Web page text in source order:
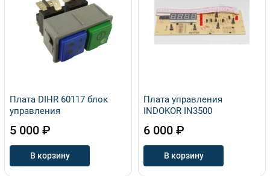
Плата DIHR 60117 блок
управления
5 000 ₽
В корзину
Плата управления
INDOKOR IN3500
6 000 ₽
В корзину